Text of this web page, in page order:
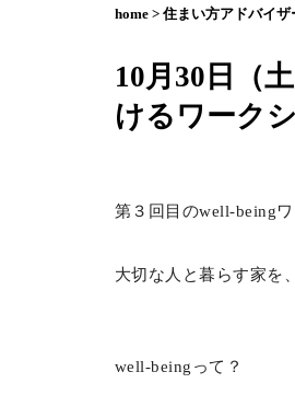
home > 住まい方アドバイ
10月30日（
けるワーク
第３回目のwell-being
大切な人と暮らす家を
well-beingって？